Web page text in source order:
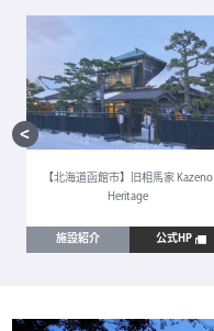
【北海道函館市】旧相馬家 Kazeno
Heritage
施設紹介 公式HP